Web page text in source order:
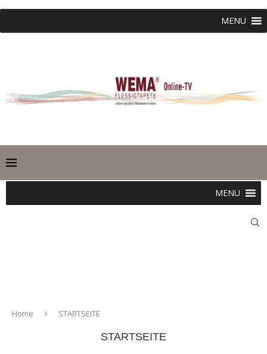
MENU
MENU
Home STARTSEITE
STARTSEITE